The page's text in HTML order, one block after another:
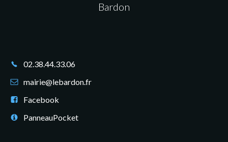
Bardon
02.38.44.33.06
mairie@lebardon.fr
Facebook
PanneauPocket